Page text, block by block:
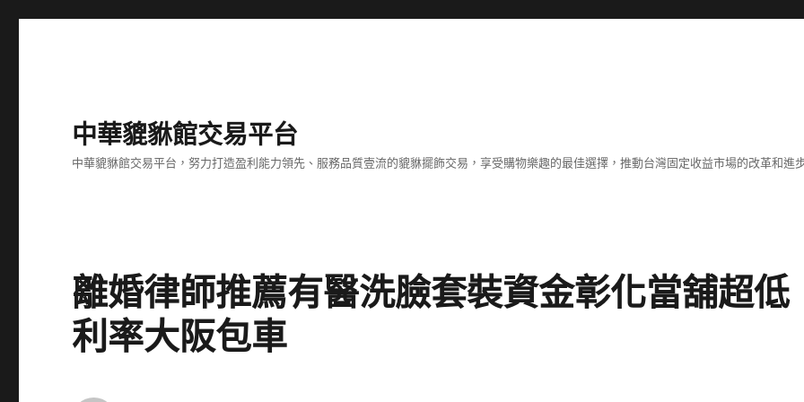
中華貔貅館交易平台
中華貔貅館交易平台，努力打造盈利能力領先、服務品質壹流的貔貅擺飾交易，享受購物樂趣的最佳選擇，推動台灣固定收益市場的改革和進
離婚律師推薦有醫洗臉套裝資金彰化當舖超低
利率大阪包車